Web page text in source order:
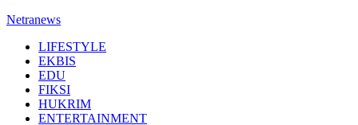
Netranews
LIFESTYLE
EKBIS
EDU
FIKSI
HUKRIM
ENTERTAINMENT